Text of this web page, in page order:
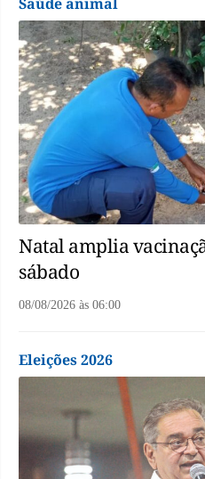
Saúde animal
Natal amplia
sábado
08/08/2026 às 06:00
Eleições 2026